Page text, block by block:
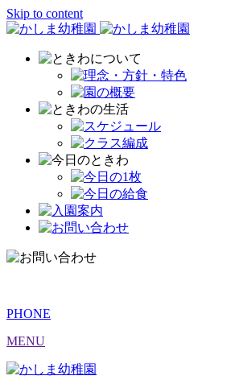
Skip to content
PHONE
MENU